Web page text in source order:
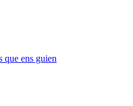
que ens guien